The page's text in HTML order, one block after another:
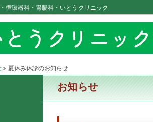
循環器科・胃腸科・いとうクリニック
夏休み休診のお知らせ
お知らせ